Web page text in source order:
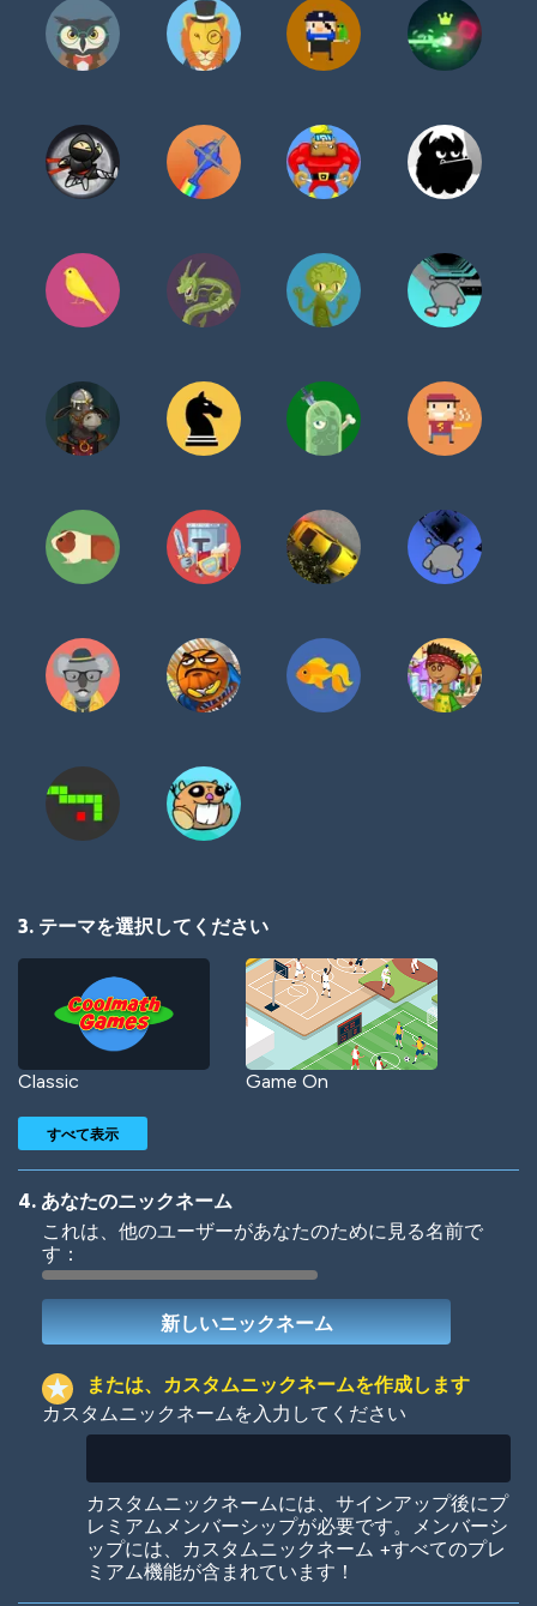
3. テーマを選択してください
Classic Game On
Woof
Colorful
すべて表示
4. あなたのニックネーム
これは、他のユーザーがあなたのために見る名前で
す：
または、カスタムニックネームを作成します
カスタムニックネームを入力してください
カスタムニックネームには、サインアップ後にプ
レミアムメンバーシップが必要です。メンバーシ
ップには、カスタムニックネーム +すべてのプレ
ミアム機能が含まれています！